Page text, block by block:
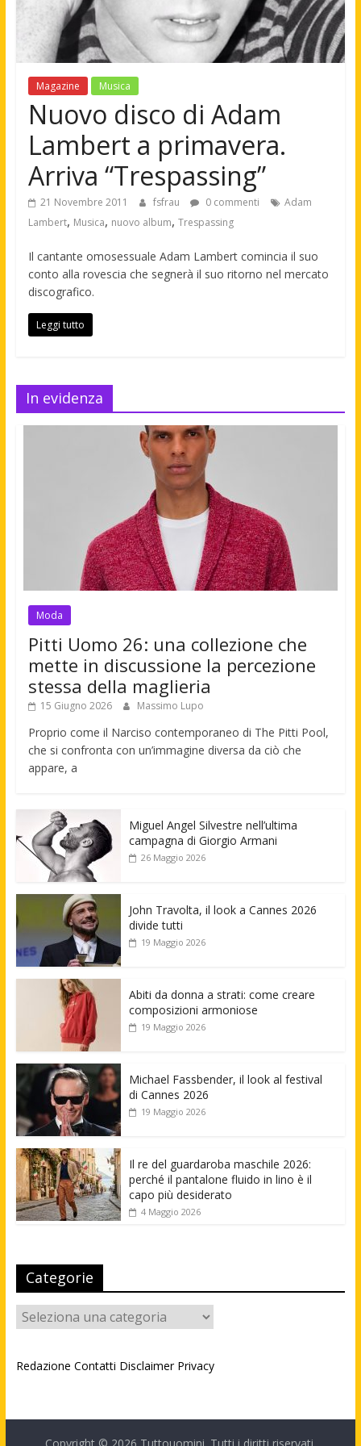
Magazine Musica
Nuovo disco di Adam
Lambert a primavera.
Arriva “Trespassing”
21 Novembre 2011 fsfrau 0 commenti
Adam
Lambert, Musica, nuovo album, Trespassing
Il cantante omosessuale Adam Lambert comincia il suo
conto alla rovescia che segnerà il suo ritorno nel mercato
discografico.
Leggi tutto
In evidenza
Moda
Pitti Uomo 26: una collezione che
mette in discussione la percezione
stessa della maglieria
15 Giugno 2026 Massimo Lupo
Proprio come il Narciso contemporaneo di The Pitti Pool,
che si confronta con un’immagine diversa da ciò che
appare, a
Miguel Angel Silvestre nell’ultima
campagna di Giorgio Armani
26 Maggio 2026
John Travolta, il look a Cannes 2026
divide tutti
19 Maggio 2026
Abiti da donna a strati: come creare
composizioni armoniose
19 Maggio 2026
Michael Fassbender, il look al festival
di Cannes 2026
19 Maggio 2026
Il re del guardaroba maschile 2026:
perché il pantalone fluido in lino è il
capo più desiderato
4 Maggio 2026
Categorie
Categorie
Redazione Contatti Disclaimer Privacy